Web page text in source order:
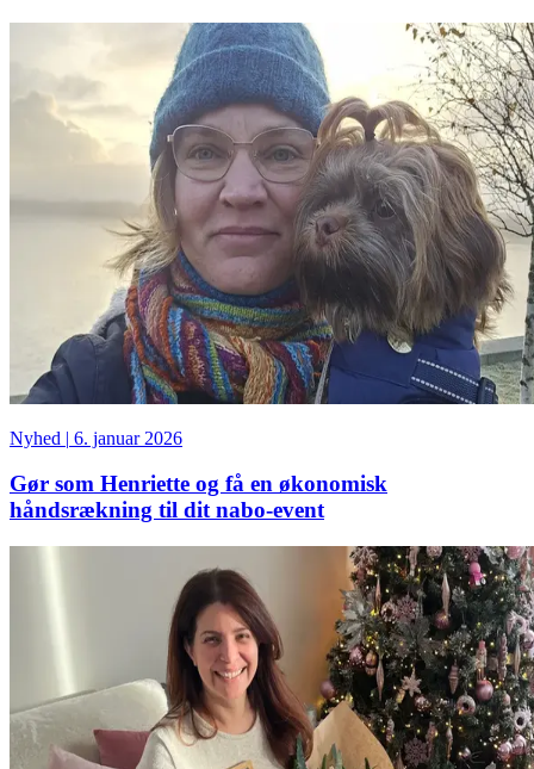
Nyhed | 6. januar 2026
Gør som Henriette og få en økonomisk
håndsrækning til dit nabo-event